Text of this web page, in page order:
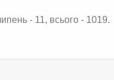
- 11, всього - 1019.